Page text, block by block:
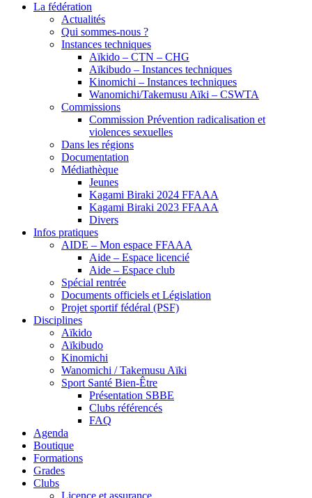
La fédération
Actualités
Qui sommes-nous ?
Instances techniques
Aïkido – CTN – CHG
Aïkibudo – Instances techniques
Kinomichi – Instances techniques
Wanomichi/Takemusu Aïki – CSWTA
Commissions
Commission Prévention radicalisation et
violences sexuelles
Dans les régions
Documentation
Médiathèque
Jeunes
Kagami Biraki 2024 FFAAA
Kagami Biraki 2023 FFAAA
Divers
Infos pratiques
AIDE – Mon espace FFAAA
Aide – Espace licencié
Aide – Espace club
Spécial rentrée
Documents officiels et Législation
Projet sportif fédéral (PSF)
Disciplines
Aïkido
Aïkibudo
Kinomichi
Wanomichi / Takemusu Aïki
Sport Santé Bien-Être
Présentation SBBE
Clubs référencés
FAQ
Agenda
Boutique
Formations
Grades
Clubs
Licence et assurance